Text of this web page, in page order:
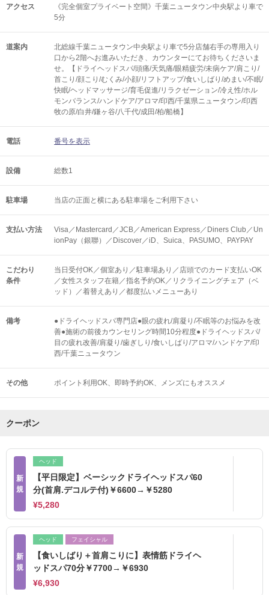
アクセス
《完全個室プライベート空間》千葉ニュータウン中央駅より車で
5分
道案内
北総線千葉ニュータウン中央駅より車で5分店舗右手の専用入り
口から2階へお進みいただき、カウンターにてお待ちくださいま
せ。【ドライヘッドスパ/頭痛/天気痛/眼精疲労/未病ケア/肩こり/
首こり/顔こり/むくみ/小顔/リフトアップ/食いしばり/めまい/不眠/
快眠/ヘッドマッサージ/育毛促進/リラクゼーション/冷え性/ホル
モンバランス/ハンドケア/アロマ/印西/千葉県ニュータウン/印西
牧の原/白井/鎌ヶ谷/八千代/成田/柏/船橋】
電話 番号を表示
設備 総数1
駐車場 当店の正面と横にある駐車場をご利用下さい
支払い方法
Visa／Mastercard／JCB／American Express／Diners Club／Un
ionPay（銀聯）／Discover／iD、Suica、PASUMO、PAYPAY
こだわり
条件
当日受付OK／個室あり／駐車場あり／店頭でのカード支払いOK
／女性スタッフ在籍／指名予約OK／リクライニングチェア（ベ
ッド）／着替えあり／都度払いメニューあり
備考
●ドライヘッドスパ専門店●眼の疲れ/肩凝り/不眠等のお悩みを改
善●施術の前後カウンセリング時間10分程度●ドライヘッドスパ/
目の疲れ改善/肩凝り/歯ぎしり/食いしばり/アロマ/ハンドケア/印
西/千葉ニュータウン
その他 ポイント利用OK 即時予約OK メンズにもオススメ
クーポン
新
規
ヘッド
【平日限定】ベーシックドライヘッドスパ60
分(首肩.デコルテ付)￥6600→￥5280
¥5,280
新
規
ヘッド フェイシャル
【食いしばり＋首肩こりに】表情筋ドライヘ
ッドスパ70分￥7700→￥6930
¥6,930